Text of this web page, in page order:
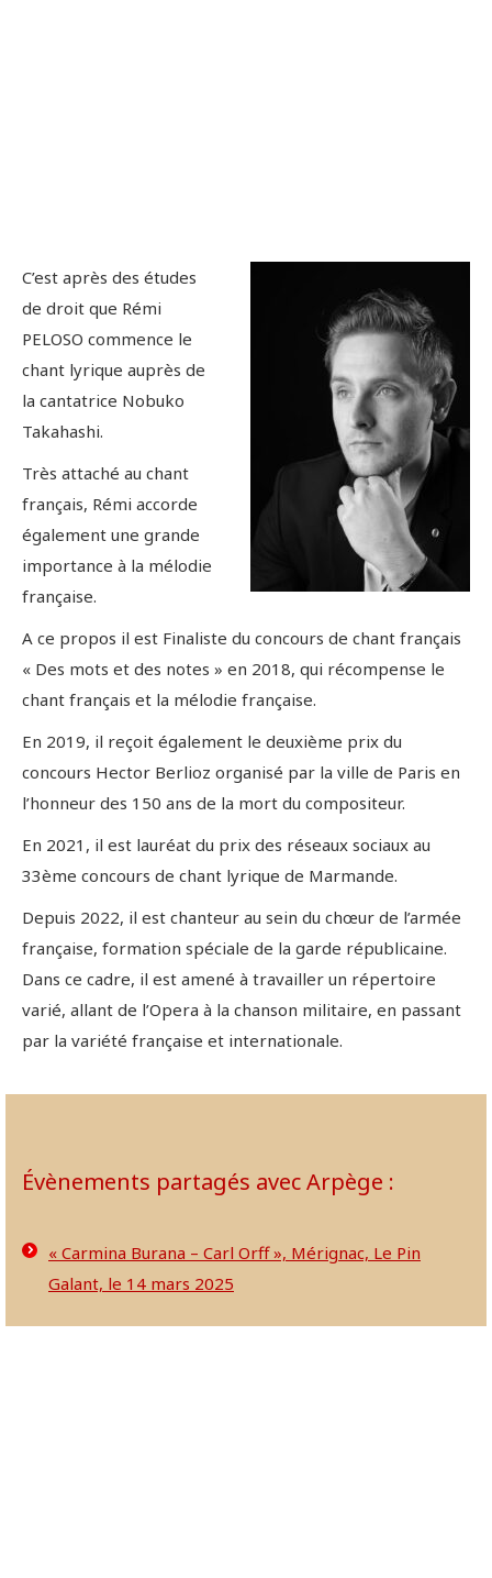
C’est après des études
de droit que Rémi
PELOSO commence le
chant lyrique auprès de
la cantatrice Nobuko
Takahashi.
Très attaché au chant
français, Rémi accorde
également une grande
importance à la mélodie
française.
A ce propos il est Finaliste du concours de chant français
« Des mots et des notes » en 2018, qui récompense le
chant français et la mélodie française.
En 2019, il reçoit également le deuxième prix du
concours Hector Berlioz organisé par la ville de Paris en
l’honneur des 150 ans de la mort du compositeur.
En 2021, il est lauréat du prix des réseaux sociaux au
33ème concours de chant lyrique de Marmande.
Depuis 2022, il est chanteur au sein du chœur de l’armée
française, formation spéciale de la garde républicaine.
Dans ce cadre, il est amené à travailler un répertoire
varié, allant de l’Opera à la chanson militaire, en passant
par la variété française et internationale.
Évènements partagés avec Arpège :
« Carmina Burana – Carl Orff », Mérignac, Le Pin
Galant, le 14 mars 2025